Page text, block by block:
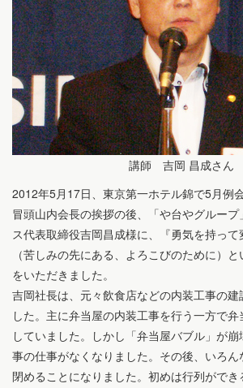
講師 吉岡 昌成さん
2012年5月17日、東京第一ホテル錦で5月例
冒頭山内会長の挨拶の後、「や台やグルー
ス代表取締役吉岡昌成様に、『勇気を持って
（苦しみの先にある、よろこびのために）
をいただきました。
吉岡社長は、元々飲食店などの内装工事の建
した。主に弁当屋の内装工事を行う一方で
していました。しかし「弁当屋バブル」が
事の仕事がなくなりました。その後、いろ
閉めることになりました。初めは行列がで